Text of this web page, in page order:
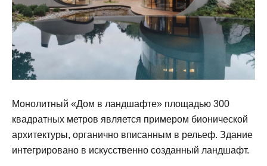
Монолитный «Дом в ландшафте» площадью 300
квадратных метров является примером бионической
архитектуры, органично вписанным в рельеф. Здание
интегрировано в искусственно созданный ландшафт.